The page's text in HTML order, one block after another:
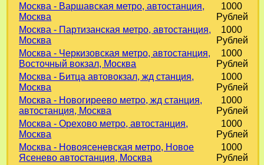
Москва - Варшавская метро, автостанция,
Москва
1000
Рублей
Москва - Партизанская метро, автостанция,
Москва
1000
Рублей
Москва - Черкизовская метро, автостанция,
Восточный вокзал, Москва
1000
Рублей
Москва - Битца автовокзал, жд станция,
Москва
1000
Рублей
Москва - Новогиреево метро, жд станция,
автостанция, Москва
1000
Рублей
Москва - Орехово метро, автостанция,
Москва
1000
Рублей
Москва - Новоясеневская метро, Новое
Ясенево автостанция, Москва
1000
Рублей